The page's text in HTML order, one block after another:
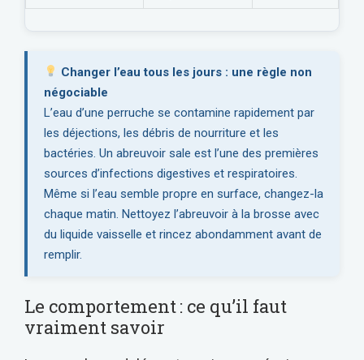
Changer l’eau tous les jours : une règle non
négociable
L’eau d’une perruche se contamine rapidement par
les déjections, les débris de nourriture et les
bactéries. Un abreuvoir sale est l’une des premières
sources d’infections digestives et respiratoires.
Même si l’eau semble propre en surface, changez-la
chaque matin. Nettoyez l’abreuvoir à la brosse avec
du liquide vaisselle et rincez abondamment avant de
remplir.
Le comportement : ce qu’il faut
vraiment savoir